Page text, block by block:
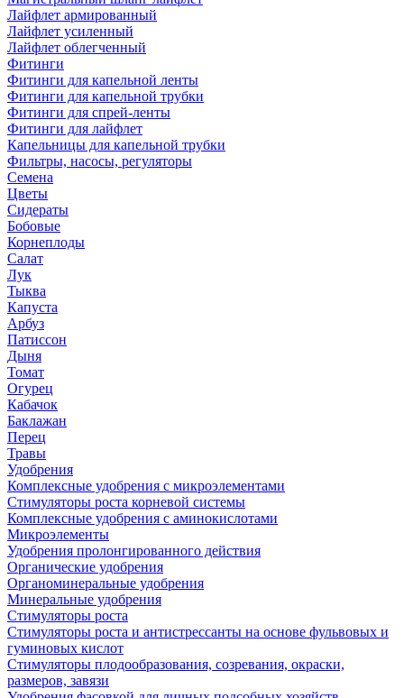
Лайфлет армированный
Лайфлет усиленный
Лайфлет облегченный
Фитинги
Фитинги для капельной ленты
Фитинги для капельной трубки
Фитинги для спрей-ленты
Фитинги для лайфлет
Капельницы для капельной трубки
Фильтры, насосы, регуляторы
Семена
Цветы
Сидераты
Бобовые
Корнеплоды
Салат
Лук
Тыква
Капуста
Арбуз
Патиссон
Дыня
Томат
Огурец
Кабачок
Баклажан
Перец
Травы
Удобрения
Комплексные удобрения с микроэлементами
Стимуляторы роста корневой системы
Комплексные удобрения с аминокислотами
Микроэлементы
Удобрения пролонгированного действия
Органические удобрения
Органоминеральные удобрения
Минеральные удобрения
Стимуляторы роста
Стимуляторы роста и антистрессанты на основе фульвовых и
гуминовых кислот
Стимуляторы плодообразования, созревания, окраски,
размеров, завязи